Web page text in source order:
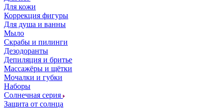
Для кожи
Коррекция фигуры
Для душа и ванны
Мыло
Скрабы и пилинги
Дезодоранты
Депиляция и бритье
Массажёры и щётки
Мочалки и губки
Наборы
Солнечная серия
Защита от солнца